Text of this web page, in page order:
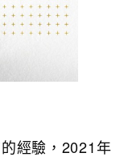
經驗，2021年